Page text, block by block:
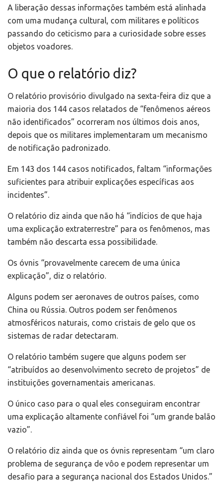
A liberação dessas informações também está alinhada
com uma mudança cultural, com militares e políticos
passando do ceticismo para a curiosidade sobre esses
objetos voadores.
O que o relatório diz?
O relatório provisório divulgado na sexta-feira diz que a
maioria dos 144 casos relatados de “fenômenos aéreos
não identificados” ocorreram nos últimos dois anos,
depois que os militares implementaram um mecanismo
de notificação padronizado.
Em 143 dos 144 casos notificados, faltam “informações
suficientes para atribuir explicações específicas aos
incidentes”.
O relatório diz ainda que não há “indícios de que haja
uma explicação extraterrestre” para os fenômenos, mas
também não descarta essa possibilidade.
Os óvnis “provavelmente carecem de uma única
explicação”, diz o relatório.
Alguns podem ser aeronaves de outros países, como
China ou Rússia. Outros podem ser fenômenos
atmosféricos naturais, como cristais de gelo que os
sistemas de radar detectaram.
O relatório também sugere que alguns podem ser
“atribuídos ao desenvolvimento secreto de projetos” de
instituições governamentais americanas.
O único caso para o qual eles conseguiram encontrar
uma explicação altamente confiável foi “um grande balão
vazio”.
O relatório diz ainda que os óvnis representam “um claro
problema de segurança de vôo e podem representar um
desafio para a segurança nacional dos Estados Unidos.”